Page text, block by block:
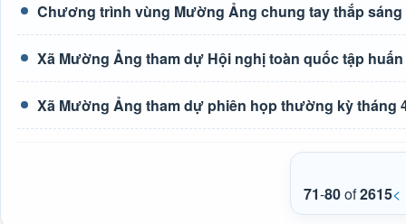
Chương trình vùng Mường Ảng chung tay thắp
Xã Mường Ảng tham dự Hội nghị toàn quốc tập
Xã Mường Ảng tham dự phiên họp thường kỳ tháng
71-80of2615<